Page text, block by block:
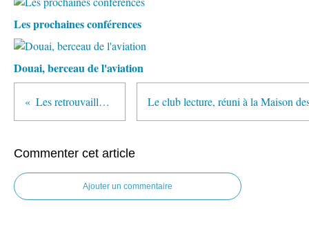
Les prochaines conférences
Douai, berceau de l'aviation
Les retrouvailles des adhérents
Commenter cet article
Ajouter un commentaire